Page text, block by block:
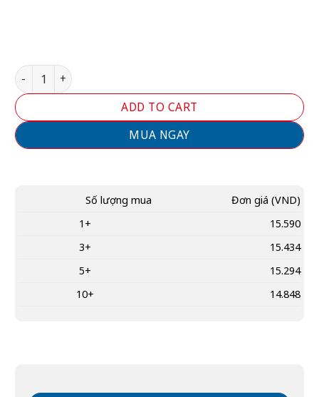
SN74HC245N – IC Truyền Nhận Logic 8 Bit Hai Chiều,
ADD TO CART
MUA NGAY
Số lượng mua Đơn giá (VND)
1+
15.590
3+
15.434
5+
15.294
10+
14.848